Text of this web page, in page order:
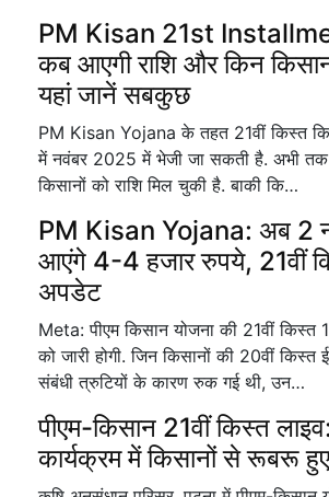
PM Kisan 21st
कब आएगी राशि और किन
यहां जानें सबकुछ
PM Kisan Yojana के तहत 21वीं किस्त
में नवंबर 2025 में भेजी जा सकती है. अभी
किसानों को राशि मिल चुकी है. बाकी कि…
PM Kisan Yojana: अब 2
आएंगे 4-4 हजार रुपये, 21वीं
अपडेट
Meta: पीएम किसान योजना की 21वीं
को जारी होगी. जिन किसानों की 20वीं किस्त
संबंधी त्रुटियों के कारण रुक गई थी, उन…
पीएम-किसान 21वीं किस्त
कार्यक्रम में किसानों से रूबरू हुए